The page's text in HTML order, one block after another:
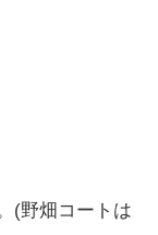
(野畑コートは